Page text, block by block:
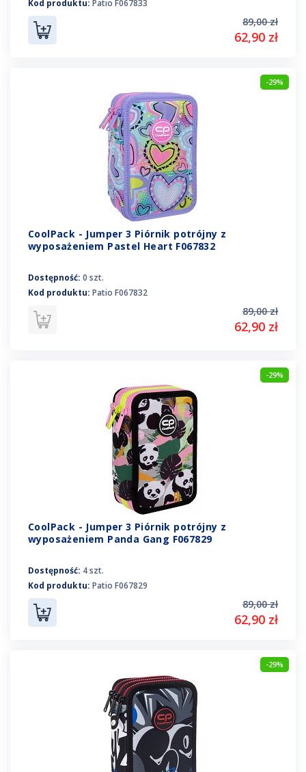
Kod produktu: Patio F067833
89,00 zł
62,90 zł
-29%
CoolPack - Jumper 3 Piórnik potrójny z
wyposażeniem Pastel Heart F067832
Dostępność: 0 szt.
Kod produktu: Patio F067832
89,00 zł
62,90 zł
-29%
CoolPack - Jumper 3 Piórnik potrójny z
wyposażeniem Panda Gang F067829
Dostępność: 4 szt.
Kod produktu: Patio F067829
89,00 zł
62,90 zł
-29%